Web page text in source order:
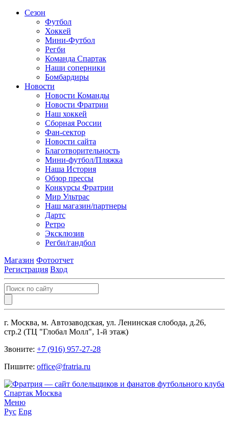
Сезон
Футбол
Хоккей
Мини-Футбол
Регби
Команда Спартак
Наши соперники
Бомбардиры
Новости
Новости Команды
Новости Фратрии
Наш хоккей
Сборная России
Фан-cектор
Новости сайта
Благотворительность
Мини-футбол/Пляжка
Наша История
Обзор прессы
Конкурсы Фратрии
Мир Ультрас
Наш магазин/партнеры
Дартс
Ретро
Эксклюзив
Регби/гандбол
Магазин Фотоотчет
Регистрация Вход
г. Москва, м. Автозаводская, ул. Ленинская слобода, д.26,
стр.2 (ТЦ "Глобал Молл", 1-й этаж)
Звоните: +7 (916) 957-27-28
Пишите: office@fratria.ru
Меню
Рус Eng